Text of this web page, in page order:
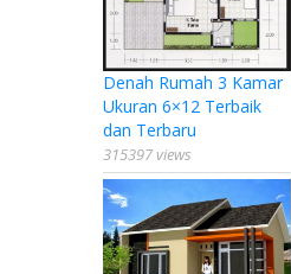
Denah Rumah 3 Kamar
Ukuran 6×12 Terbaik
dan Terbaru
315397 views